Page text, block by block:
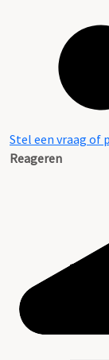
Stel een vraag of
Reageren